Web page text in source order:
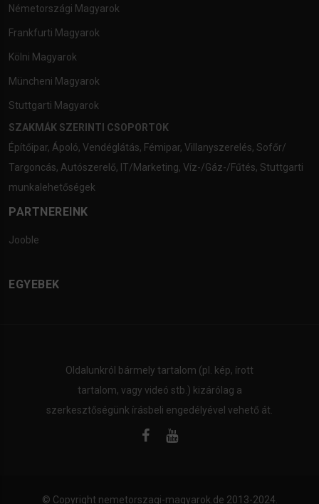
Németországi Magyarok
Frankfurti Magyarok
Kölni Magyarok
Müncheni Magyarok
Stuttgarti Magyarok
SZAKMÁK SZERINTI CSOPORTOK
Építőipar, Ápoló, Vendéglátás, Fémipar, Villanyszerelés, Sofőr/
Targoncás, Autószerelő, IT/Marketing, Víz-/Gáz-/Fűtés, Stuttgarti
munkalehetőségek
PARTNEREINK
Jooble
EGYEBEK
Oldalunkról bármely tartalom (pl. kép, írott
tartalom, vagy videó stb.) kizárólag a
szerkesztőségünk írásbeli engedélyével vehető át.
© Copyright nemetorszagi-magyarok.de 2013-2024.